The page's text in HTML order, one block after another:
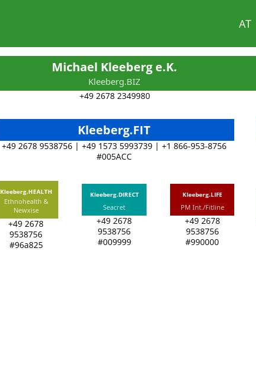
AT
Michael Kleeberg e.K.
Kleeberg.BIZ
+49 2678 2349980
Kleeberg.FIT
+49 2678 9538756 | +49 1573 5993739 | +1 866-953-8756
#005ACC
Kleeberg.HEALTH
Ethnohealth &
Newxise
+49 2678
9538756
#96a825
Kleeberg.DIRECT
Seacret
+49 2678
9538756
#009999
Kleeberg.LIFE
PM Int./Fitline
+49 2678
9538756
#990000